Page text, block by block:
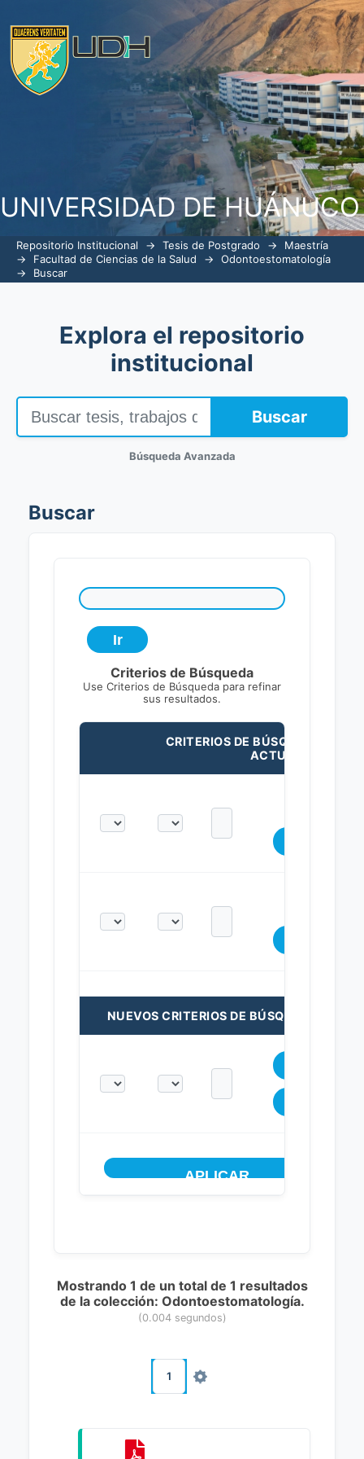
UNIVERSIDAD DE HUÁNUCO
Repositorio Institucional → Tesis de Postgrado →
Maestría
→
Facultad de Ciencias de la Salud →
Odontoestomatología
→
Buscar
Explora el repositorio
institucional
Buscar
Búsqueda Avanzada
Buscar
Criterios de Búsqueda
Use Criterios de Búsqueda para refinar
sus resultados.
CRITERIOS DE BÚSQUEDA
ACTUALES:
NUEVOS CRITERIOS DE BÚSQUEDA:
Mostrando 1 de un total de 1 resultados
de la colección: Odontoestomatología.
(0.004 segundos)
1